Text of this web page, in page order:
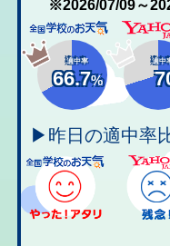
※2026/07/09～
適中率
66.7%
適中
▶昨日の適中率